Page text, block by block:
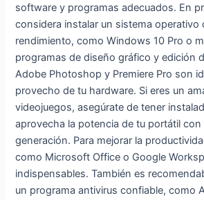
software y programas adecuados. En
considera instalar un sistema operativo
rendimiento, como Windows 10 Pro o
programas de diseño gráfico y edición
Adobe Photoshop y Premiere Pro son
provecho de tu hardware. Si eres un
videojuegos, asegúrate de tener
aprovecha la potencia de tu portátil con
generación. Para mejorar la
como Microsoft Office o Google
indispensables. También es
un programa antivirus confiable, como